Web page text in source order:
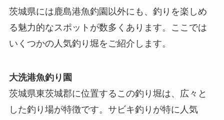
茨城県には鹿島港魚釣園以外にも、釣りを楽しめ
る魅力的なスポットが数多くあります。ここでは
いくつかの人気釣り堀をご紹介します。
大洗港魚釣り園
茨城県東茨城郡に位置するこの釣り堀は、広々と
した釣り場が特徴です。サビキ釣りが特に人気